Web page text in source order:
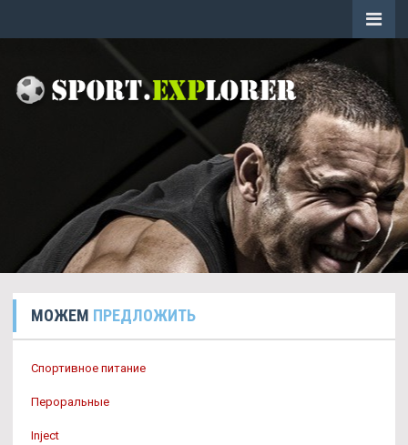
МОЖЕМ ПРЕДЛОЖИТЬ
Спортивное питание
Пероральные
Inject